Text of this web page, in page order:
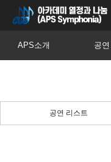
APS소개 공연
공연 리스트